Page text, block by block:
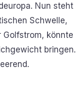
Nun steht
Schwelle,
Golfstrom, könnte
bringen.